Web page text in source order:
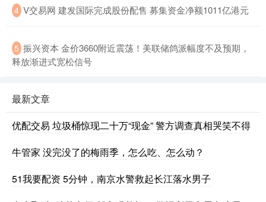
4 V交易网 建发国际完成股份配售 募集资金净额1011亿港元
5 振兴资本 金价3660附近震荡！美联储鸽派幅度不及预期，
释放渐进式宽松信号
最新文章
优配交易 垃圾桶惊现二十万“现金” 警方调查真相哭笑不得
牛管家 没完没了的梅雨季，怎么吃、怎么动？
51我要配资 5分钟，南京水警救起长江落水男子